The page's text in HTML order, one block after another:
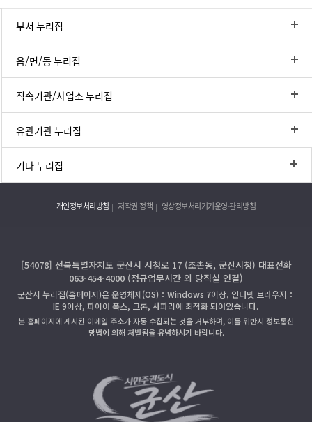
부서 누리집
읍/면/동 누리집
직속기관/사업소 누리집
유관기관 누리집
기타 누리집
개인정보처리방침 저작권 정책 영상정보처리기기운영·관리방침
[54078] 전북특별자치도 군산시 시청로 17 (조촌동, 군산시청) 대표전화
063-454-4000 (정규업무시간 외 당직실 연결)
군산시 누리집(홈페이지)은 운영체제(OS)：Windows 7이상, 인터넷 브라우저：
IE 9이상, 파이어 폭스, 크롬, 사파리에 최적화 되어있습니다.
본 홈페이지에 게시된 이메일 주소가 자동 수집되는 것을 거부하며, 이를 위반시 정보통신
망법에 의해 처벌됨을 유념하시기 바랍니다.